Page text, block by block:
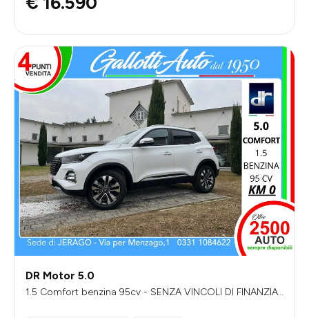
DR Motor 5.0
1.5 Comfort benzina 95cv - SENZA VINCOLI DI FINANZIA